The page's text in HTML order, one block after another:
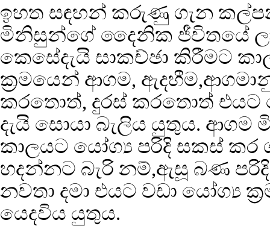
ඉහත සඳහන් කරුණු ගැන
මිනිසුන්ගේ දෛනික ජීවිතයේ
කෙසේදැයි සාකච්ඡා කිරීමට
ක්‍රමයෙන් ආගම,
කරතොත්, දුරස් කරතොත්
දැයි සොයා බැලිය යුතුය. ආගම
කාලයට යෝග්‍ය පරිදි සකස්
හදන්නට බැරි නම්,ඇසූ බණ
නවතා දමා එයට වඩා යෝග්‍ය
යෙදවිය යුතුය.